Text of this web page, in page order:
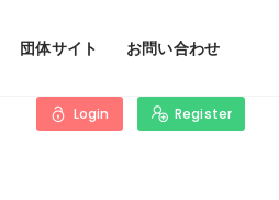
団体サイト お問い合わせ
Login Register